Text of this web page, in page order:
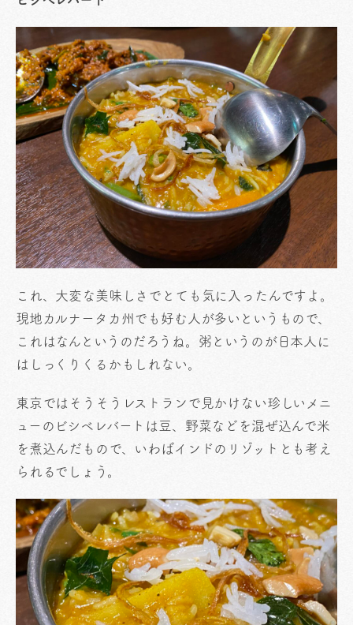
これ、大変な美味しさでとても気に入ったんですよ。
現地カルナータカ州でも好む人が多いというもので、
これはなんというのだろうね。粥というのが日本人に
はしっくりくるかもしれない。
東京ではそうそうレストランで見かけない珍しいメニ
ューのビシベレバートは豆、野菜などを混ぜ込んで米
を煮込んだもので、いわばインドのリゾットとも考え
られるでしょう。